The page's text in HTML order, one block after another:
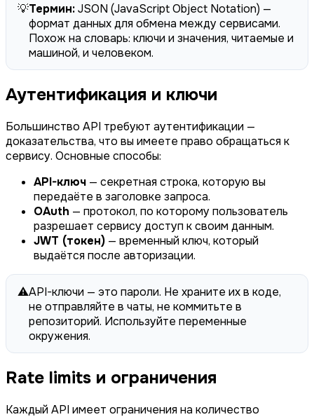
💡Термин:JSON (JavaScript Object Notation) —
формат данных для обмена между сервисами.
Похож на словарь: ключи и значения, читаемые и
машиной, и человеком.
Аутентификация и ключи
Большинство API требуют аутентификации —
доказательства, что вы имеете право обращаться к
сервису. Основные способы:
API-ключ — секретная строка, которую вы
передаёте в заголовке запроса.
OAuth — протокол, по которому пользователь
разрешает сервису доступ к своим данным.
JWT (токен) — временный ключ, который
выдаётся после авторизации.
⚠️API-ключи — это пароли. Не храните их в коде,
не отправляйте в чаты, не коммитьте в
репозиторий. Используйте переменные
окружения.
Rate limits и ограничения
Каждый API имеет ограничения на количество